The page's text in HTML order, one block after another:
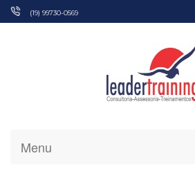
Pular
(19) 99730-0569
Menu